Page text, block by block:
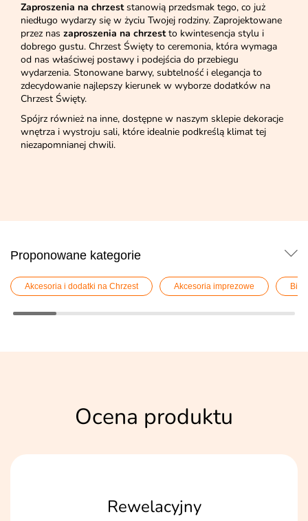
Zaproszenia na chrzeststanowią przedsmak tego, co już
niedługo wydarzy się w życiu Twojej rodziny. Zaprojektowane
przez nas zaproszenia na chrzestto kwintesencja stylu i
dobrego gustu. Chrzest Święty to ceremonia, która wymaga
od nas właściwej postawy i podejścia do przebiegu
wydarzenia. Stonowane barwy, subtelność i elegancja to
zdecydowanie najlepszy kierunek w wyborze dodatków na
Chrzest Święty.
Spójrz również na inne, dostępne w naszym sklepie dekoracje
wnętrza i wystroju sali, które idealnie podkreślą klimat tej
niezapomnianej chwili.
Proponowane kategorie
Akcesoria i dodatki na Chrzest Akcesoria imprezowe Biel
Ocena produktu
Rewelacyjny